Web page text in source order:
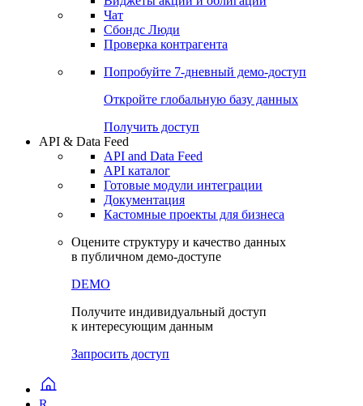
Чат
Сбондс Люди
Проверка контрагента
Попробуйте 7-дневный демо-доступ
Откройте глобальную базу данных
Получить доступ
API & Data Feed
API and Data Feed
API каталог
Готовые модули интеграции
Документация
Кастомные проекты для бизнеса
Оцените структуру и качество данных
в публичном демо-доступе
DEMO
Получите индивидуальный доступ
к интересующим данным
Запросить доступ